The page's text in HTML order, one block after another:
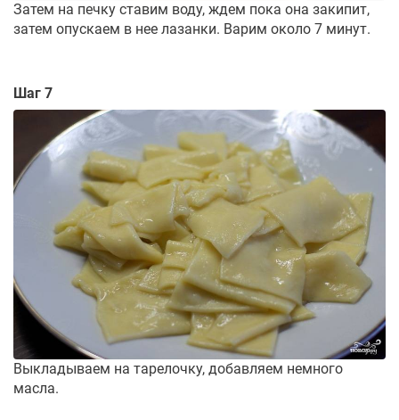
Затем на печку ставим воду, ждем пока она закипит,
затем опускаем в нее лазанки. Варим около 7 минут.
Шаг 7
Выкладываем на тарелочку, добавляем немного
масла.